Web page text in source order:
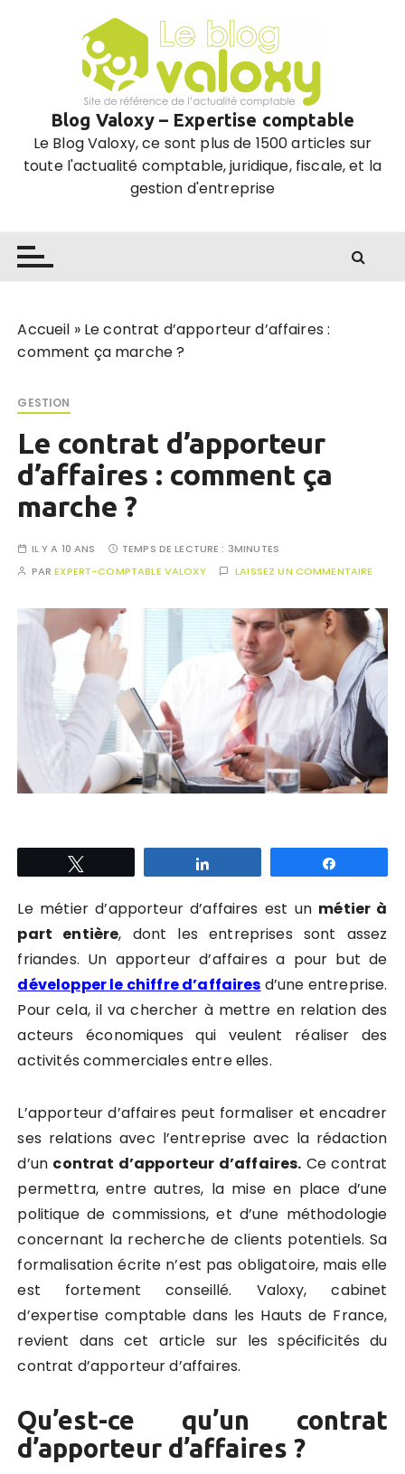
Blog Valoxy – Expertise comptable
Le Blog Valoxy, ce sont plus de 1500 articles sur
toute l'actualité comptable, juridique, fiscale, et la
gestion d'entreprise
Accueil » Le contrat d’apporteur d’affaires :
comment ça marche ?
GESTION
Le contrat d’apporteur
d’affaires : comment ça
marche ?
IL Y A 10 ANS TEMPS DE LECTURE : 3MINUTES
PAREXPERT-COMPTABLE VALOXY LAISSEZ UN COMMENTAIRE
Le métier d’apporteur d’affaires est un métier à
part entière, dont les entreprises sont assez
friandes. Un apporteur d’affaires a pour but de
développer le chiffre d’affaires d’une entreprise.
Pour cela, il va chercher à mettre en relation des
acteurs économiques qui veulent réaliser des
activités commerciales entre elles.
L’apporteur d’affaires peut formaliser et encadrer
ses relations avec l’entreprise avec la rédaction
d’un contrat d’apporteur d’affaires. Ce contrat
permettra, entre autres, la mise en place d’une
politique de commissions, et d’une méthodologie
concernant la recherche de clients potentiels. Sa
formalisation écrite n’est pas obligatoire, mais elle
est fortement conseillé. Valoxy, cabinet
d’expertise comptable dans les Hauts de France,
revient dans cet article sur les spécificités du
contrat d’apporteur d’affaires.
Qu’est-ce qu’un contrat
d’apporteur d’affaires ?